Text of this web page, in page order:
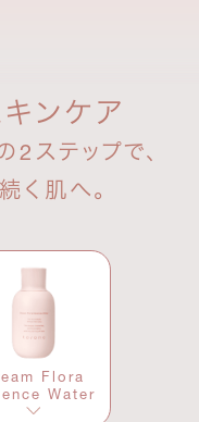
ンケア
ステップで、
く肌へ。
Flora
Water